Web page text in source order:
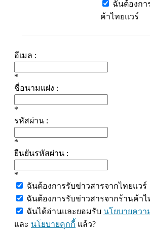
ฉันต้องกา
ค้าไทยแวร์
อีเมล :
*
ชื่อนามแฝง :
*
รหัสผ่าน :
*
ยืนยันรหัสผ่าน :
*
ฉันต้องการรับข่าวสารจากไทยแวร์
ฉันต้องการรับข่าวสารจากร้านค้าไ
ฉันได้อ่านและยอมรับ นโยบายควา
และ นโยบายคุกกี้ แล้ว?